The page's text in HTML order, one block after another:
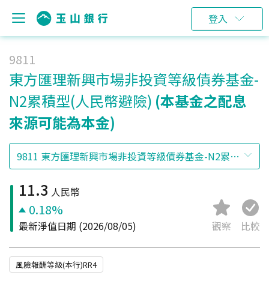
登入
9811
東方匯理新興市場非投資等級債券基金-
N2累積型(人民幣避險) (本基金之配息
來源可能為本金)
11.3 人民幣
0.18%
最新淨值日期 (2026/08/05) 觀察 比較
風險報酬等級(本行)RR4